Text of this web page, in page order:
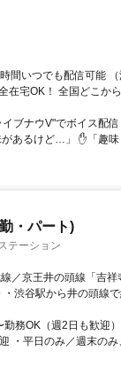
間いつでも配信可能
在宅OK！ 全国どこか
ブナウV"でボイス配
あるけど…」 ✋「趣
・パート)
テーション
方向へ進み、閑静な住
通勤務OK（週2日も歓迎
・平日のみ／週末の